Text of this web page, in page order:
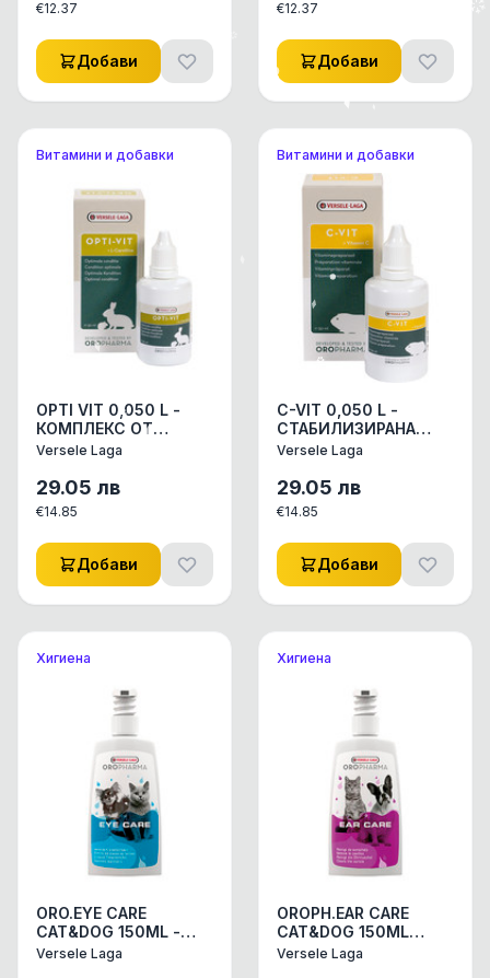
€12.37
Добави
ГРИЗАЧИ,
€12.37
Добави
Витамини и добавки
OPTI VIT 0,050 L -
КОМПЛЕКС ОТ
ВИТАМИНИ ЗА
0,050 Л
Versele Laga
29.05 лв
€14.85
Добави
Витамини и добавки
C-VIT 0,050 L -
СТАБИЛИЗИРАНА
ФОРМУЛА НА
МОРСКИ СВИНЧЕТА
0,050 Л
Versele Laga
29.05 лв
€14.85
Добави
Хигиена
ORO.EYE CARE
CAT&DOG 150ML -
лосион за очи
Versele Laga
Хигиена
OROPH.EAR CARE
CAT&DOG 150ML
-лосион за уши
Versele Laga